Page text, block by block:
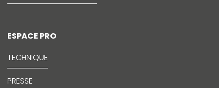
ESPACE PRO
TECHNIQUE
PRESSE